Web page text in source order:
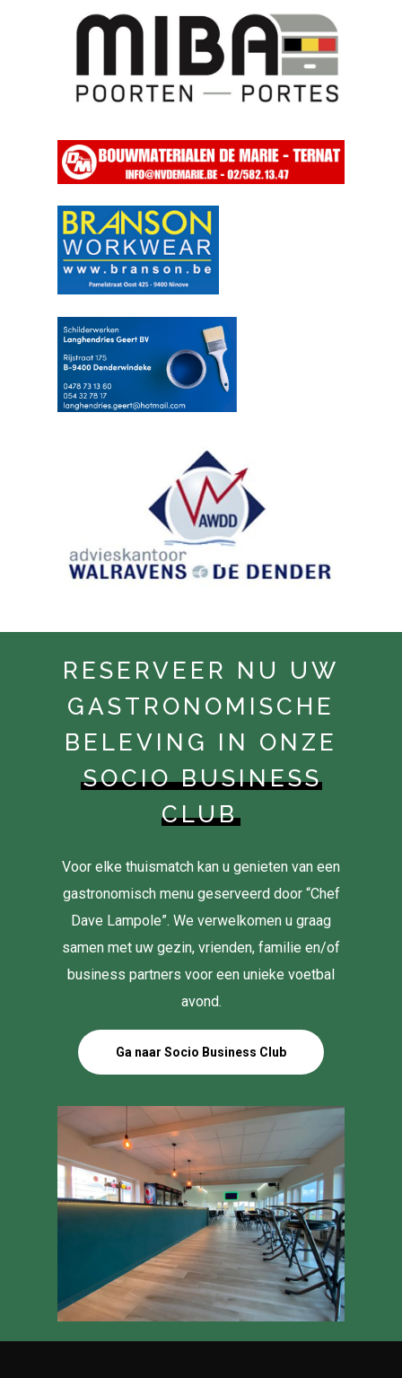
RESERVEER NU UW
GASTRONOMISCHE
BELEVING IN ONZE
SOCIO BUSINESS
CLUB
Voor elke thuismatch kan u genieten van een
gastronomisch menu geserveerd door “Chef
Dave Lampole”. We verwelkomen u graag
samen met uw gezin, vrienden, familie en/of
business partners voor een unieke voetbal
avond.
Ga naar Socio Business Club